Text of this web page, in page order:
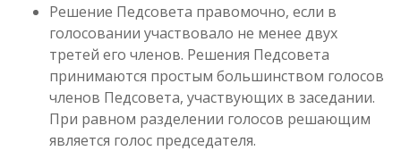
Решение Педсовета правомочно, если в
голосовании участвовало не менее двух
третей его членов. Решения Педсовета
принимаются простым большинством голосов
членов Педсовета, участвующих в заседании.
При равном разделении голосов решающим
является голос председателя.